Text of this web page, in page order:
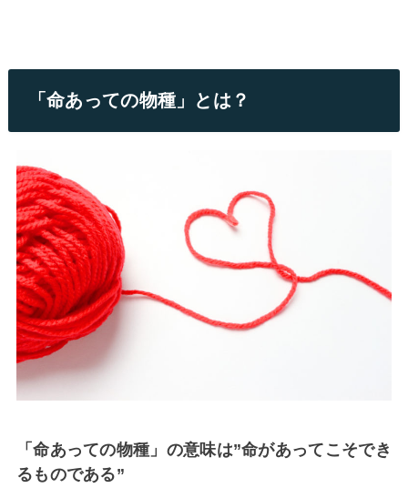
「命あっての物種」とは？
「命あっての物種」の意味は”命があってこそでき
るものである”